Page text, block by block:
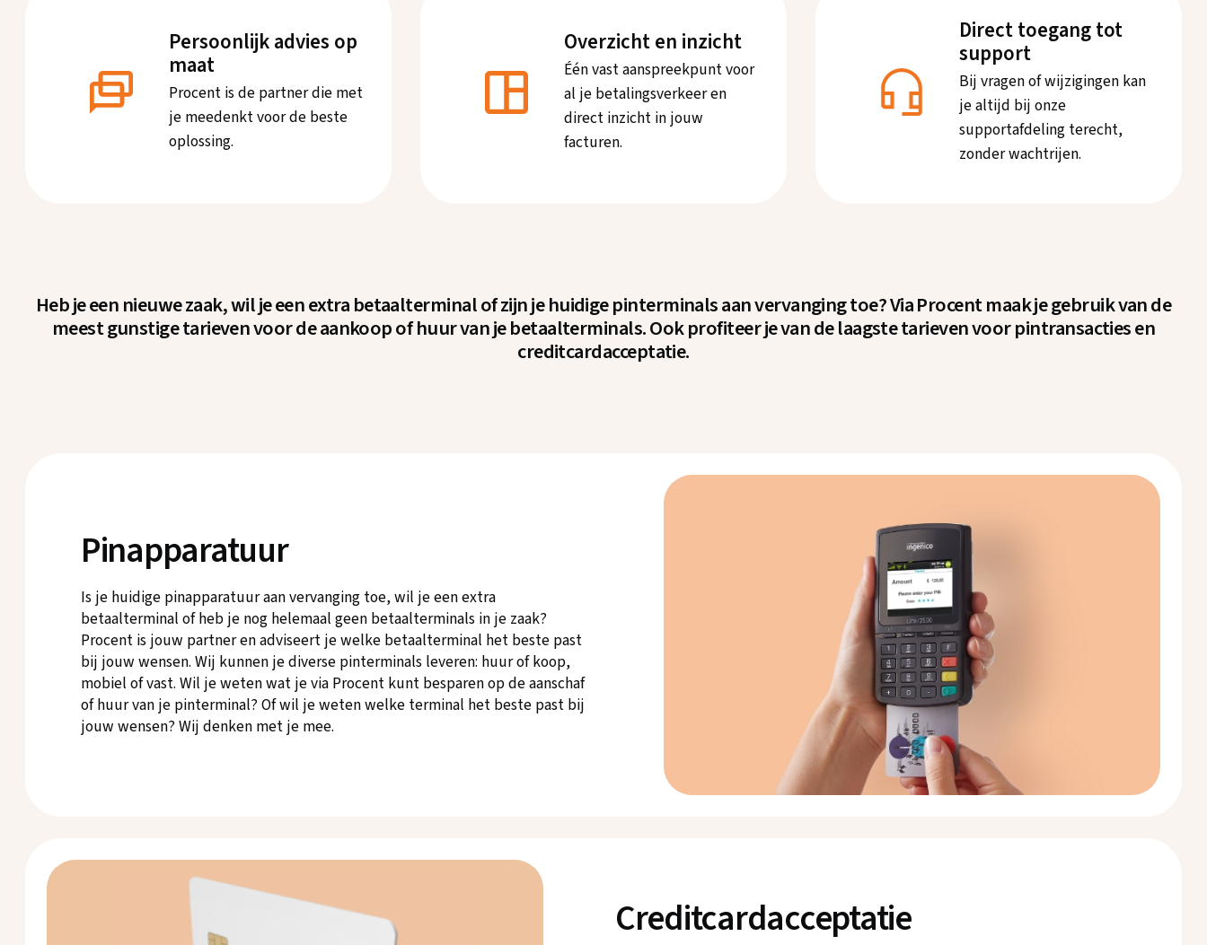
Persoonlijk advies op
maat
Procent is de partner die met
je meedenkt voor de beste
oplossing.
Overzicht en inzicht
Één vast aanspreekpunt voor
al je betalingsverkeer en
direct inzicht in jouw
facturen.
Direct toegang tot
support
Bij vragen of wijzigingen kan
je altijd bij onze
supportafdeling terecht,
zonder wachtrijen.
Heb je een nieuwe zaak, wil je een extra betaalterminal of zijn je huidige pinterminals aan vervanging toe? Via Procent maak je gebruik van de
meest gunstige tarieven voor de aankoop of huur van je betaalterminals. Ook profiteer je van de laagste tarieven voor pintransacties en
creditcardacceptatie.
Pinapparatuur
Is je huidige pinapparatuur aan vervanging toe, wil je een extra
betaalterminal of heb je nog helemaal geen betaalterminals in je zaak?
Procent is jouw partner en adviseert je welke betaalterminal het beste past
bij jouw wensen. Wij kunnen je diverse pinterminals leveren: huur of koop,
mobiel of vast. Wil je weten wat je via Procent kunt besparen op de aanschaf
of huur van je pinterminal? Of wil je weten welke terminal het beste past bij
jouw wensen? Wij denken met je mee.
Creditcardacceptatie